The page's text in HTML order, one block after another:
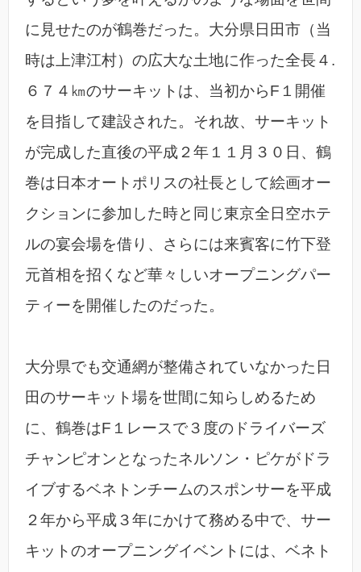
に見せたのが鶴巻だった。大分県日田市（当
時は上津江村）の広大な土地に作った全長４.
６７４㎞のサーキットは、当初からF１開催
を目指して建設された。それ故、サーキット
が完成した直後の平成２年１１月３０日、鶴
巻は日本オートポリスの社長として絵画オー
クションに参加した時と同じ東京全日空ホテ
ルの宴会場を借り、さらには来賓客に竹下登
元首相を招くなど華々しいオープニングパー
ティーを開催したのだった。
大分県でも交通網が整備されていなかった日
田のサーキット場を世間に知らしめるため
に、鶴巻はF１レースで３度のドライバーズ
チャンピオンとなったネルソン・ピケがドラ
イブするベネトンチームのスポンサーを平成
２年から平成３年にかけて務める中で、サー
キットのオープニングイベントには、ベネト